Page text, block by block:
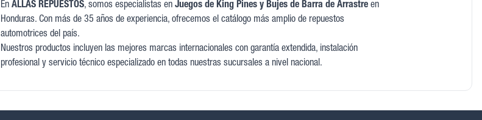
En ALLAS REPUESTOS, somos especialistas en Juegos de King Pines y Bujes de Barra de Arrastreen
Honduras. Con más de 35 años de experiencia, ofrecemos el catálogo más amplio de repuestos
automotrices del país.
Nuestros productos incluyen las mejores marcas internacionales con garantía extendida, instalación
profesional y servicio técnico especializado en todas nuestras sucursales a nivel nacional.